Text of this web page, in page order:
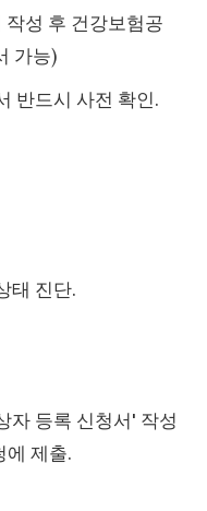
성 후 건강보험공
가능)
반드시 사전 확인.
태 진단.
자 등록 신청서' 작성
에 제출.